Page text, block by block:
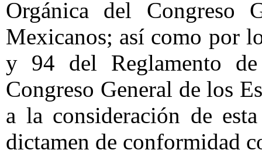
Orgánica del Congreso
Mexicanos; así como por
y 94 del Reglamento
Congreso General de los
a la consideración de
dictamen de conformidad